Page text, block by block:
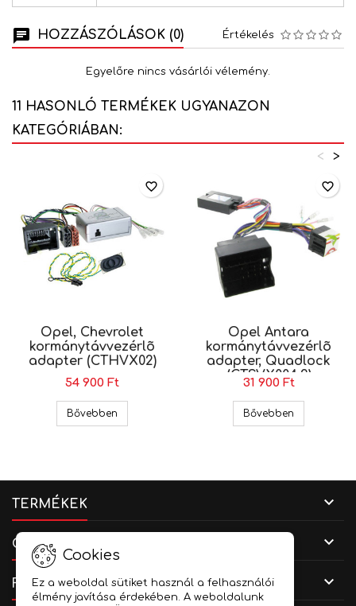
HOZZÁSZÓLÁSOK (0) Értékelés
Egyelőre nincs vásárlói vélemény.
11 HASONLÓ TERMÉKEK UGYANAZON
KATEGÓRIÁBAN:
>
<
Opel, Chevrolet
kormánytávvezérlõ
adapter (CTHVX02)
54 900 Ft
Bővebben Opel, Chevrolet kormánytávvezérlõ adapter
favorite_border
Opel Antara
kormánytávvezérlõ
adapter, Quadlock
(CTSVX004.2)
31 900 Ft
Bővebben
favorite_border
TERMÉKEK 
CÉGADATOK 
FIÓKOD 
Cookies
Ez a weboldal sütiket használ a felhasználói
élmény javítása érdekében. A weboldalunk